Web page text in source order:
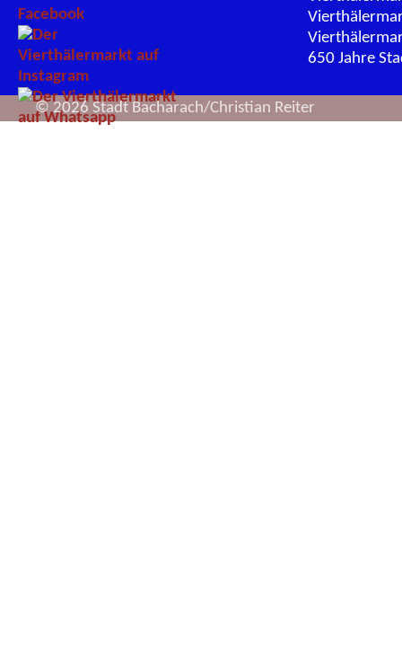
650 Jahre
© 2026 Stadt Bacharach/Christian Reiter